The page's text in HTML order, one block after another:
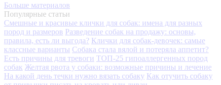
Больше материалов
Популярные статьи
Смешные и красивые клички для собак: имена для разных
пород и размеров Разведение собак на продажу: основы,
правила, есть ли выгода? Клички для собак-девочек: самые
классные варианты Собака стала вялой и потеряла аппетит?
Есть причины для тревоги ТОП-25 гипоаллергенных пород
собак Желтая рвота у собаки: возможные причины и лечение
На какой день течки нужно вязать собаку Как отучить собаку